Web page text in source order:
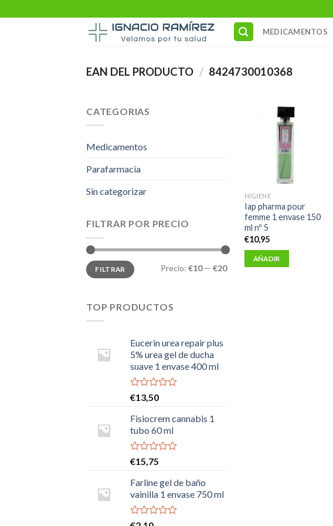
to
MEDICAMENTOS
EAN DEL PRODUCTO / 8424730010368
CATEGORIAS
Medicamentos
Parafarmacia
Sin categorizar
FILTRAR POR PRECIO
Precio
mínimo
Precio
máximo
FILTRAR Precio: €10— €20
TOP PRODUCTOS
Eucerin urea repair plus
5% urea gel de ducha
suave 1 envase 400 ml
Valorado
0
de
5
€13,50
Fisiocrem cannabis 1
tubo 60 ml
Valorado
0
de
5
€15,75
Farline gel de baño
vainilla 1 envase 750 ml
Valorado
HIGIENE
Iap pharma pour
femme 1 envase 150
ml nº 5
€10,95
AÑADIR